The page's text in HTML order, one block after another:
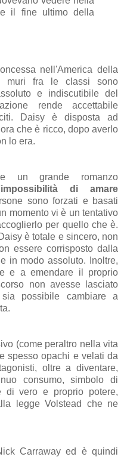
il fine ultimo della
nell'America della
muri fra le classi sono
e indiscutibile del
rende accettabile
Daisy è disposta ad
che è ricco, dopo averlo
lo era.
grande romanzo
impossibilità di amare
sono forzati e basati
momento vi è un tentativo
per quello che è.
è totale e sincero, non
essere corrisposto dalla
in modo assoluto. Inoltre,
e a emendare il proprio
non avesse lasciato
possibile cambiare a
(come peraltro nella vita
spesso opachi e velati da
oltre a diventare,
consumo, simbolo di
di vero e proprio potere,
legge Volstead che ne
Carraway ed è quindi